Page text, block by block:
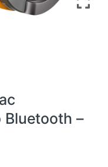
Bluetooth –